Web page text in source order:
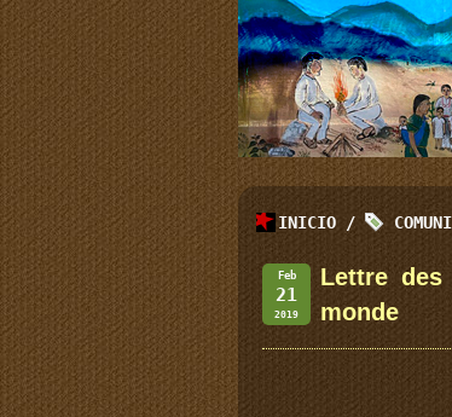
INICIO /
Feb
21
2019
Lettre
monde